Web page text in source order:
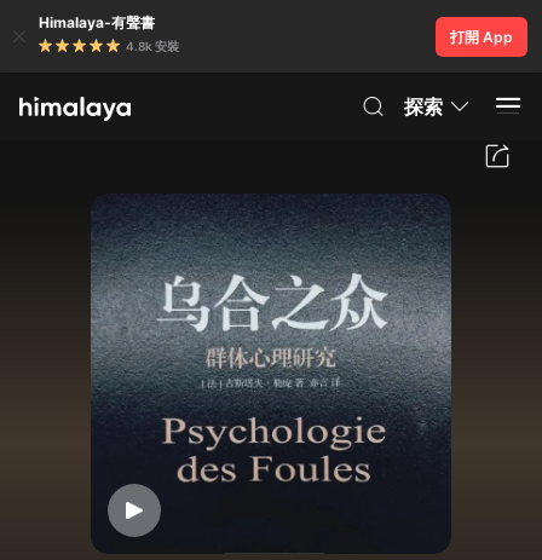
Himalaya-有聲書
4.8k 安裝
打開 App
探索